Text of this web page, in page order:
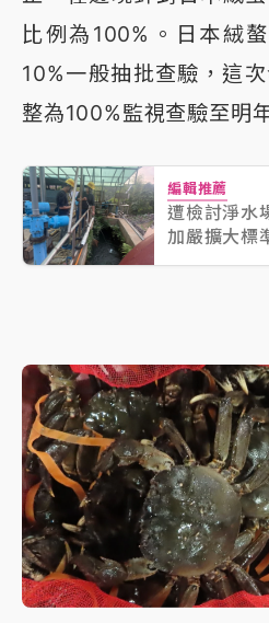
比例為100%。日本絨
10%一般抽批查驗，這
整為100%監視查驗至明
編輯推薦
遭檢討淨水
加嚴擴大標